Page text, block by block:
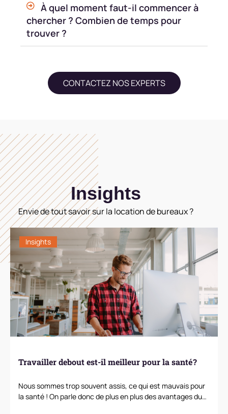
À quel moment faut-il commencer à
chercher ? Combien de temps pour
trouver ?
CONTACTEZ NOS EXPERTS
Insights
Envie de tout savoir sur la location de bureaux ?
Insights
Travailler debout est-il meilleur pour la santé ?
Nous sommes trop souvent assis, ce qui est mauvais pour
la santé ! On parle donc de plus en plus des avantages du…